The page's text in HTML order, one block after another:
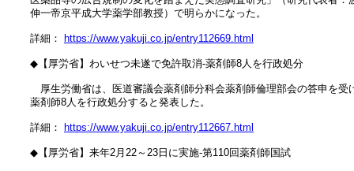
伸一帝京平成大学薬学部教授）で明らかになった。
詳細： https://www.yakuji.co.jp/entry112669.html
◆【厚労省】わいせつ未遂で免許取消‐薬剤師8人を行政処分
厚生労働省は、医道審議会薬剤師分科会薬剤師倫理部会の答申を受
薬剤師8人を行政処分すると発表した。
詳細： https://www.yakuji.co.jp/entry112667.html
◆【厚労省】来年2月22～23日に実施‐第110回薬剤師国試